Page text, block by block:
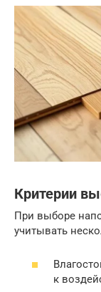
Критерии
При выборе
учитывать
к